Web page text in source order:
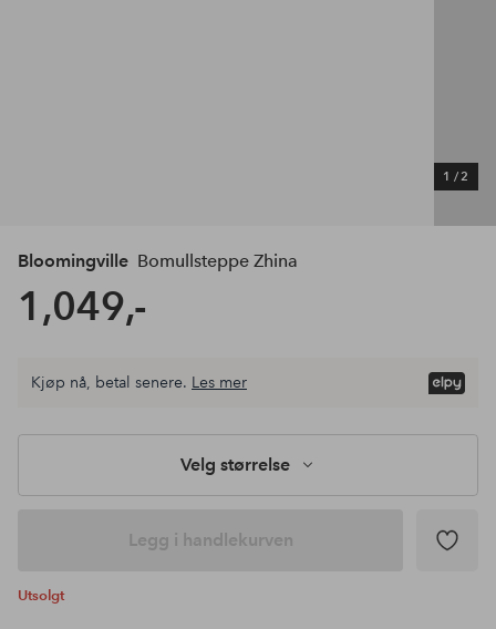
1 /2
Bloomingville Bomullsteppe Zhina
1,049,-
Kjøp nå, betal senere. Les mer
Velg størrelse
Legg i handlekurven
Utsolgt